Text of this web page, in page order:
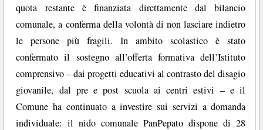
quota restante è finanziata direttamente dal bilancio
comunale, a conferma della volontà di non lasciare indietro
le persone più fragili. In ambito scolastico è stato
confermato il sostegno all’offerta formativa dell’Istituto
comprensivo – dai progetti educativi al contrasto del disagio
giovanile, dal pre e post scuola ai centri estivi – e il
Comune ha continuato a investire sui servizi a domanda
individuale: il nido comunale PanPepato dispone di 28